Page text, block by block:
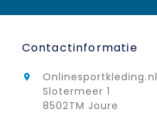
Contactinformatie

Onlinesportkleding.nl
Slotermeer 1
8502TM Joure